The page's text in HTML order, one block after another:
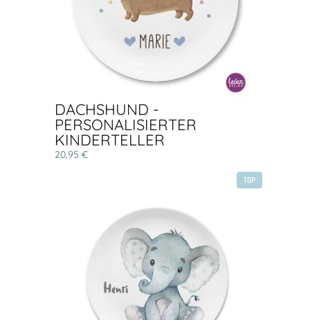
DACHSHUND -
PERSONALISIERTER
KINDERTELLER
20,95 €
TOP